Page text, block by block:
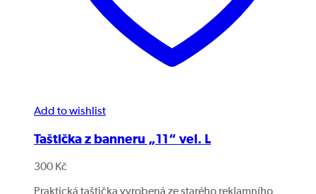
Add to wishlist
Taštička z banneru „11“ vel. L
300 Kč